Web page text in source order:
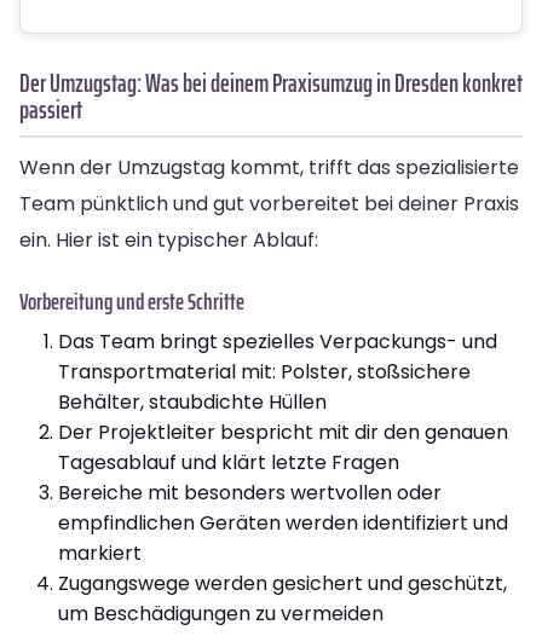
Der Umzugstag: Was bei deinem Praxisumzug in Dresden konkret
passiert
Wenn der Umzugstag kommt, trifft das spezialisierte
Team pünktlich und gut vorbereitet bei deiner Praxis
ein. Hier ist ein typischer Ablauf:
Vorbereitung und erste Schritte
Das Team bringt spezielles Verpackungs- und
Transportmaterial mit: Polster, stoßsichere
Behälter, staubdichte Hüllen
Der Projektleiter bespricht mit dir den genauen
Tagesablauf und klärt letzte Fragen
Bereiche mit besonders wertvollen oder
empfindlichen Geräten werden identifiziert und
markiert
Zugangswege werden gesichert und geschützt,
um Beschädigungen zu vermeiden